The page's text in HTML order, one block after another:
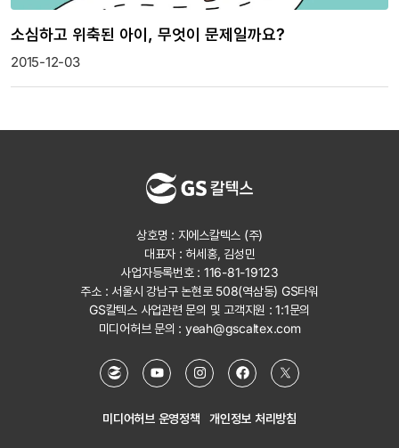
소심하고 위축된 아이, 무엇이 문제일까요?
2015-12-03
상호명 : 지에스칼텍스 (주)
대표자 : 허세홍, 김성민
사업자등록번호 : 116-81-19123
주소 : 서울시 강남구 논현로 508(역삼동) GS타워
GS칼텍스 사업관련 문의 및 고객지원 :1:1문의
미디어허브 문의 : yeah@gscaltex.com
미디어허브 운영정책 개인정보 처리방침